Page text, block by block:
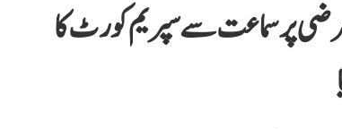
پر سماعت سے سپریم کورٹ کا